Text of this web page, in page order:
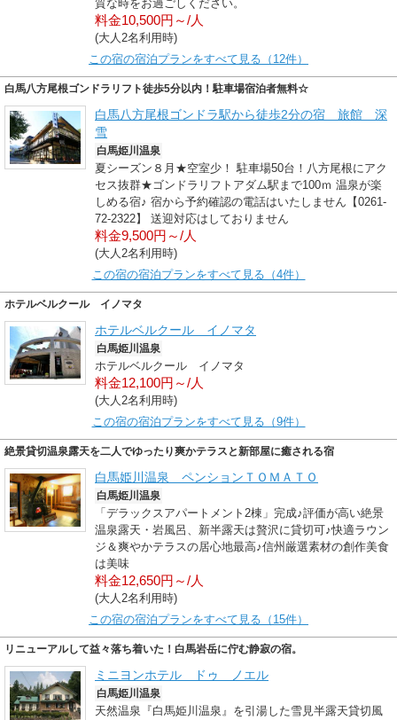
質な時をお過ごしください。
料金10,500円～/人
(大人2名利用時)
この宿の宿泊プランをすべて見る（12件）
白馬八方尾根ゴンドラリフト徒歩5分以内！駐車場宿泊者無料☆
白馬八方尾根ゴンドラ駅から徒歩2分の宿 旅館 深
雪
白馬姫川温泉
夏シーズン８月★空室少！ 駐車場50台！八方尾根にアク
セス抜群★ゴンドラリフトアダム駅まで100ｍ 温泉が楽
しめる宿♪ 宿から予約確認の電話はいたしません【0261-
72-2322】 送迎対応はしておりません
料金9,500円～/人
(大人2名利用時)
この宿の宿泊プランをすべて見る（4件）
ホテルベルクール イノマタ
ホテルベルクール イノマタ
白馬姫川温泉
ホテルベルクール イノマタ
料金12,100円～/人
(大人2名利用時)
この宿の宿泊プランをすべて見る（9件）
絶景貸切温泉露天を二人でゆったり爽かテラスと新部屋に癒される宿
白馬姫川温泉 ペンションＴＯＭＡＴＯ
白馬姫川温泉
「デラックスアパートメント2棟」完成♪評価が高い絶景
温泉露天・岩風呂、新半露天は贅沢に貸切可♪快適ラウン
ジ＆爽やかテラスの居心地最高♪信州厳選素材の創作美食
は美味
料金12,650円～/人
(大人2名利用時)
この宿の宿泊プランをすべて見る（15件）
リニューアルして益々落ち着いた！白馬岩岳に佇む静寂の宿。
ミニヨンホテル ドゥ ノエル
白馬姫川温泉
天然温泉『白馬姫川温泉』を引湯した雪見半露天貸切風